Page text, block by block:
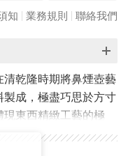
知 業務規則 聯絡我們
乾隆時期將鼻煙壺藝
成，極盡巧思於方寸
東西精緻工藝的極